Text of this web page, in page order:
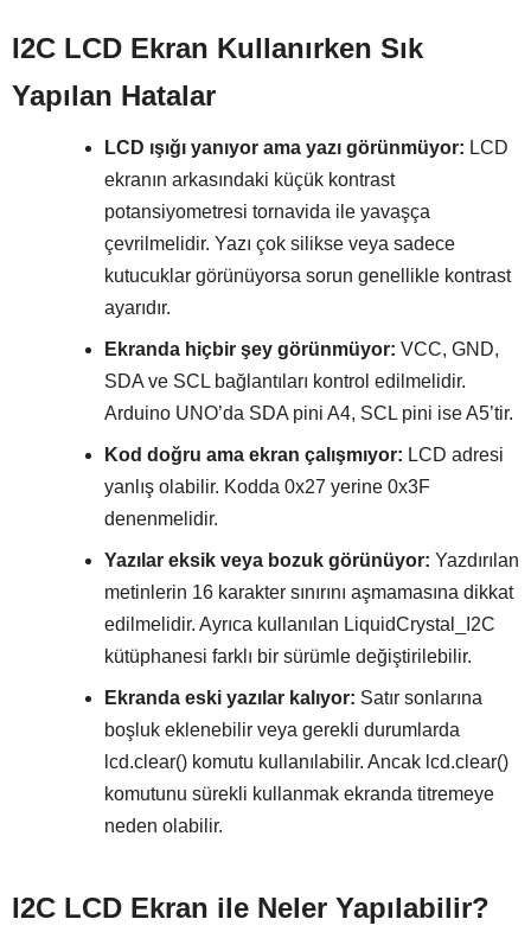
I2C LCD Ekran Kullanırken Sık
Yapılan Hatalar
LCD ışığı yanıyor ama yazı görünmüyor: LCD
ekranın arkasındaki küçük kontrast
potansiyometresi tornavida ile yavaşça
çevrilmelidir. Yazı çok silikse veya sadece
kutucuklar görünüyorsa sorun genellikle kontrast
ayarıdır.
Ekranda hiçbir şey görünmüyor: VCC, GND,
SDA ve SCL bağlantıları kontrol edilmelidir.
Arduino UNO’da SDA pini A4, SCL pini ise A5’tir.
Kod doğru ama ekran çalışmıyor: LCD adresi
yanlış olabilir. Kodda 0x27 yerine 0x3F
denenmelidir.
Yazılar eksik veya bozuk görünüyor: Yazdırılan
metinlerin 16 karakter sınırını aşmamasına dikkat
edilmelidir. Ayrıca kullanılan LiquidCrystal_I2C
kütüphanesi farklı bir sürümle değiştirilebilir.
Ekranda eski yazılar kalıyor: Satır sonlarına
boşluk eklenebilir veya gerekli durumlarda
lcd.clear() komutu kullanılabilir. Ancak lcd.clear()
komutunu sürekli kullanmak ekranda titremeye
neden olabilir.
I2C LCD Ekran ile Neler Yapılabilir?